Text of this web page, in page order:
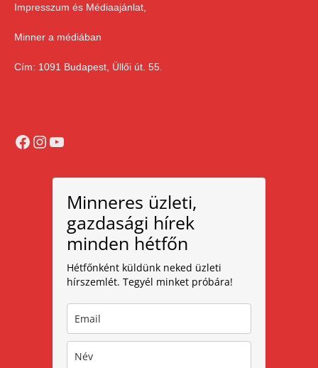
Impresszum és Médiaajánlat,
Minner a médiában
Cím: 1091 Budapest, Üllői út. 55.
Facebook
Instagram
YouTube
Minneres üzleti,
gazdasági hírek
minden hétfőn
Hétfőnként küldünk neked üzleti
hírszemlét. Tegyél minket próbára!